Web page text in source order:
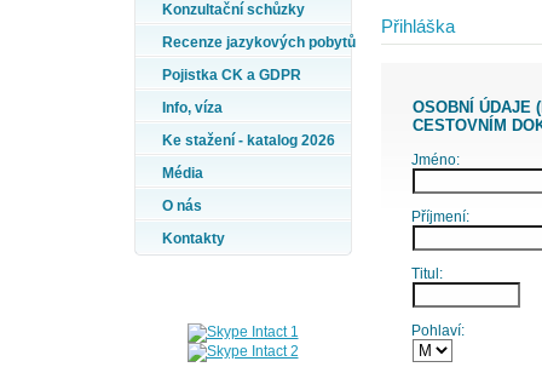
Konzultační schůzky
Recenze jazykových pobytů
Pojistka CK a GDPR
Info, víza
Ke stažení - katalog 2026
Média
O nás
Kontakty
Přihláška
OSOBNÍ ÚDAJE (PŘÍJMENÍ A JMÉNO VYPLŇTE PODLE ÚDAJŮ VE VAŠEM
CESTOVNÍM
Jméno:
Příjmení:
Titul:
Pohlaví: